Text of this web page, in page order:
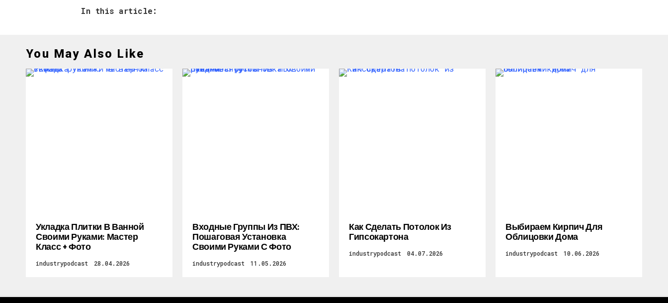
In this article:
You May Also Like
Укладка Плитки В Ванной
Своими Руками: Мастер
Класс + Фото
industrypodcast 28.04.2026
Входные Группы Из ПВХ:
Пошаговая Установка
Своими Руками С Фото
industrypodcast 11.05.2026
Как Сделать Потолок Из
Гипсокартона
industrypodcast 04.07.2026
Выбираем Кирпич Для
Облицовки Дома
industrypodcast 10.06.2026